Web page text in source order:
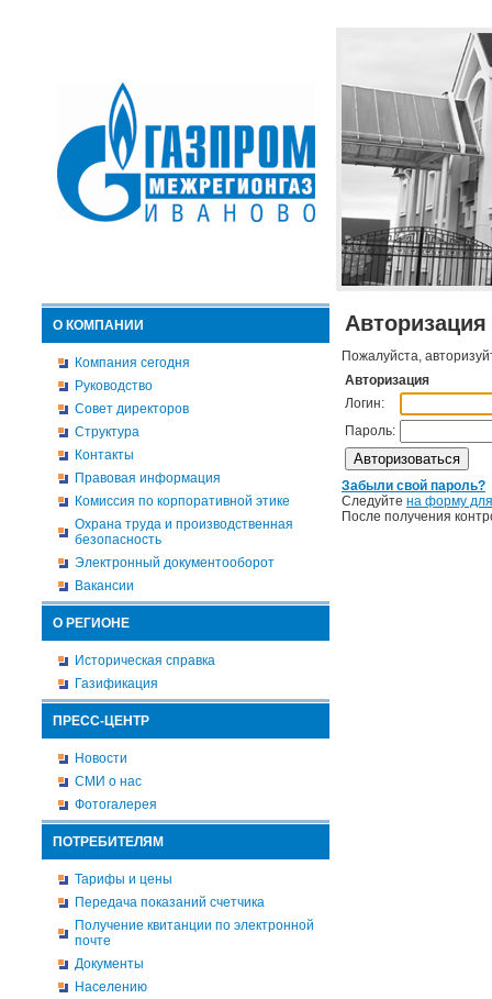
О КОМПАНИИ
Компания сегодня
Руководство
Совет директоров
Структура
Контакты
Правовая информация
Комиссия по корпоративной этике
Охрана труда и производственная
безопасность
Электронный документооборот
Вакансии
О РЕГИОНЕ
Историческая справка
Газификация
ПРЕСС-ЦЕНТР
Новости
СМИ о нас
Фотогалерея
ПОТРЕБИТЕЛЯМ
Тарифы и цены
Передача показаний счетчика
Получение квитанции по электронной
почте
Документы
Населению
Авторизация
Пожалуйста,
Авторизация
Логин:
Пароль:
Забыли свой пароль?
Следуйте на форму
После получения